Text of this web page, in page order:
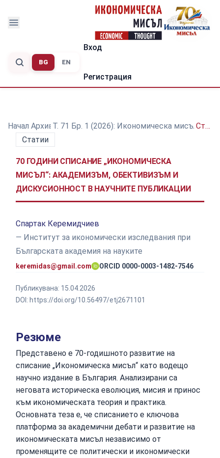
BG EN
Вход
Регистрация
Начална /
Архиви /
Т. 71 Бр. 1 (2026): Икономическа мисъл –Статии
Статии
70 ГОДИНИ СПИСАНИЕ „ИКОНОМИЧЕСКА
МИСЪЛ“: АКАДЕМИЗЪМ, ОБЕКТИВИЗЪМ И
ДИСКУСИОННОСТ В НАУЧНИТЕ ПУБЛИКАЦИИ
Спартак Керемидчиев
— Институт за икономически изследвания при
Българската академия на науките
keremidas@gmail.com ORCID 0000-0003-1482-7546
Публикувана: 15.04.2026
DOI: https://doi.org/10.56497/etj2671101
Резюме
Представено е 70-годишното развитие на
списание „Икономическа мисъл“ като водещо
научно издание в България. Анализирани са
неговата историческа еволюция, мисия и принос
към икономическата теория и практика.
Основната теза е, че списанието е ключова
платформа за академични дебати и развитие на
икономическата мисъл независимо от
променящите се политически и икономически